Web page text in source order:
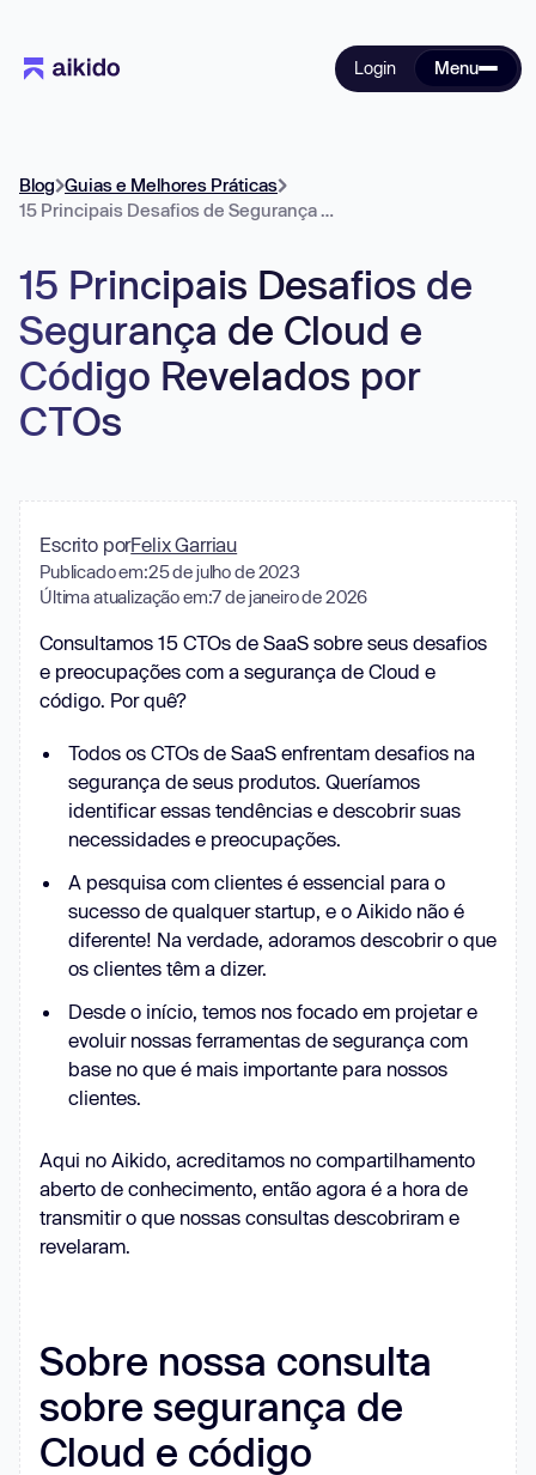
Login Menu
Blog Guias e Melhores Práticas
15 Principais Desafios de Segurança de Cloud e Código Revelados por CTOs
15 Principais Desafios de
Segurança de Cloud e
Código Revelados por
CTOs
Escrito porFelix Garriau
Publicado em:25 de julho de 2023
Última atualização em:7 de janeiro de 2026
Consultamos 15 CTOs de SaaS sobre seus desafios
e preocupações com a segurança de Cloud e
código. Por quê?
Todos os CTOs de SaaS enfrentam desafios na
segurança de seus produtos. Queríamos
identificar essas tendências e descobrir suas
necessidades e preocupações.
A pesquisa com clientes é essencial para o
sucesso de qualquer startup, e o Aikido não é
diferente! Na verdade, adoramos descobrir o que
os clientes têm a dizer.
Desde o início, temos nos focado em projetar e
evoluir nossas ferramentas de segurança com
base no que é mais importante para nossos
clientes.
Aqui no Aikido, acreditamos no compartilhamento
aberto de conhecimento, então agora é a hora de
transmitir o que nossas consultas descobriram e
revelaram.
Sobre nossa consulta
sobre segurança de
Cloud e código